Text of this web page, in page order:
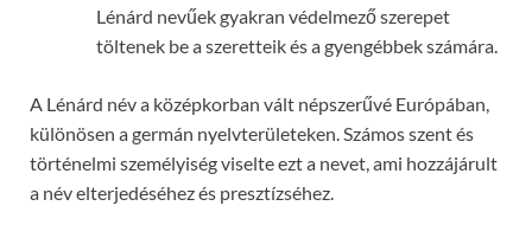
Lénárd nevűek gyakran védelmező szerepet
töltenek be a szeretteik és a gyengébbek számára.
A Lénárd név a középkorban vált népszerűvé Európában,
különösen a germán nyelvterületeken. Számos szent és
történelmi személyiség viselte ezt a nevet, ami hozzájárult
a név elterjedéséhez és presztízséhez.